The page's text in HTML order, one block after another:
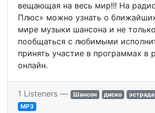
вещающая на весь мир!!! На
Плюс» можно узнать о
мире музыки шансона и не
пообщаться с любимыми
принять участие в программах в
онлайн.
1 Listeners — Шансон диско эстрада
MP3